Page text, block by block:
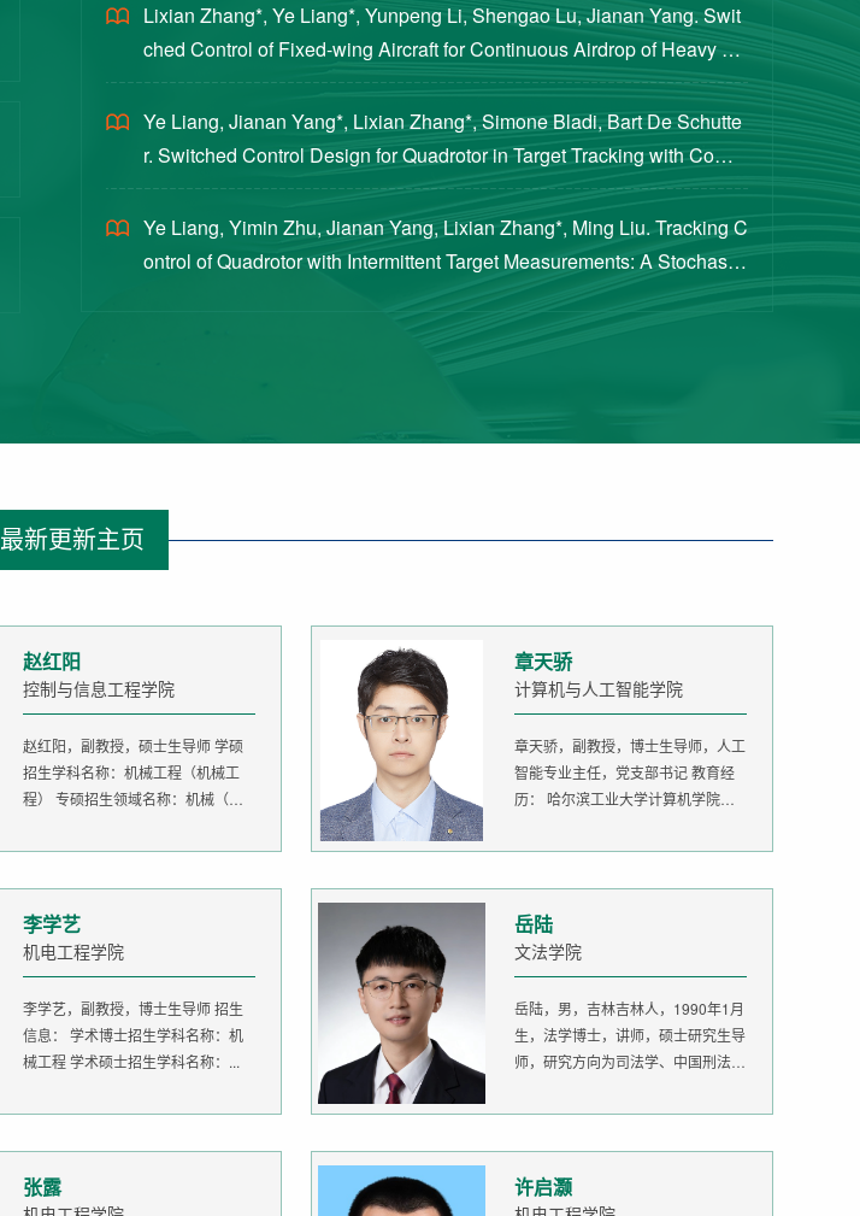
Lixian Zhang*, Ye Liang*, Yunpeng Li, Shengao Lu, Jianan Yang. Swit
ched Control of Fixed-wing Aircraft for Continuous Airdrop of Heavy Pa
yloads [J]. Journal of Guidance, Control, and Dynamics, 2023...
Ye Liang, Jianan Yang*, Lixian Zhang*, Simone Bladi, Bart De Schutte
r. Switched Control Design for Quadrotor in Target Tracking with Compl
ex Intermittent Measurements [J]. Journal of Guidance, Cont...
Ye Liang, Yimin Zhu, Jianan Yang, Lixian Zhang*, Ming Liu. Tracking C
ontrol of Quadrotor with Intermittent Target Measurements: A Stochastic
最新更新主页
赵红阳
控制与信息工程学院
赵红阳，副教授，硕士生导师 学硕
招生学科名称：机械工程（机械工
程） 专硕招生领域名称：机械（机
章天骄
计算机与人工智能学院
章天骄，副教授，博士生导师，人工
智能专业主任，党支部书记 教育经
历： 哈尔滨工业大学计算机学院
李学艺
机电工程学院
李学艺，副教授，博士生导师 招生
信息： 学术博士招生学科名称：机
械工程 学术硕士招生学科名称：...
岳陆
文法学院
岳陆，男，吉林吉林人，1990年1月
生，法学博士，讲师，硕士研究生导
师，研究方向为司法学、中国刑法
张露 许启灏